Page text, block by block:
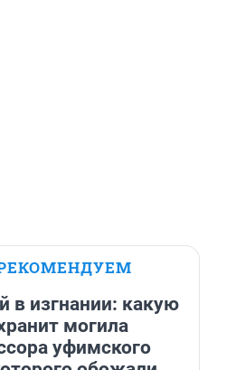
в изгнании: какую
могила
уфимского